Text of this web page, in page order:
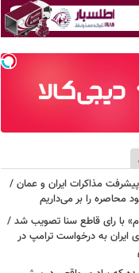
پیشرفت مذاکرات ایران و عمان /
محاصره را بر می‌داریم
با رای قاطع سنا تصویب شد /
ایران به درخواست ترامپ در